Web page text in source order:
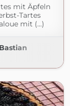
mit Äpfeln
Tartes
mit (...)